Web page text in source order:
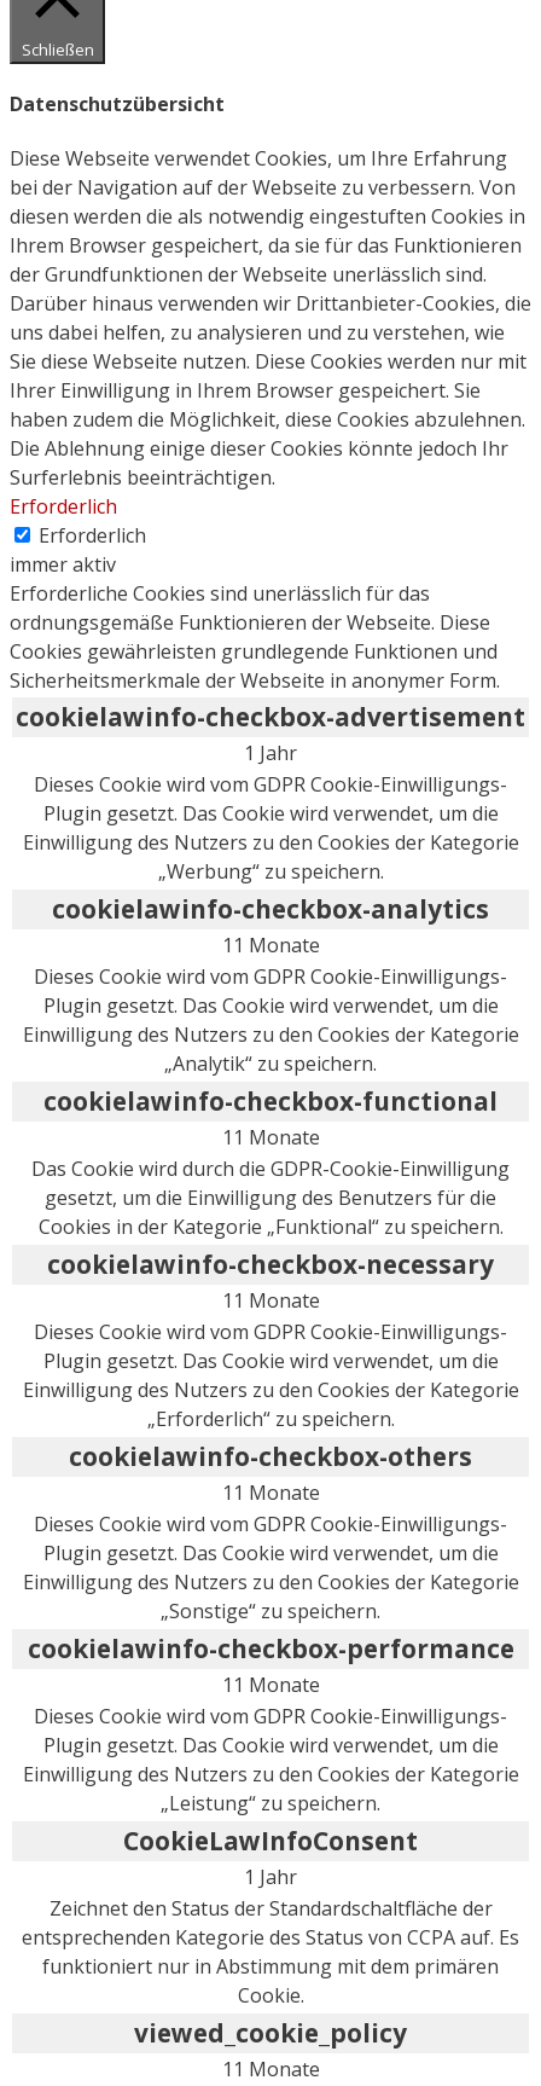
Schließen
Datenschutzübersicht
Diese Webseite verwendet Cookies, um Ihre Erfahrung
bei der Navigation auf der Webseite zu verbessern. Von
diesen werden die als notwendig eingestuften Cookies in
Ihrem Browser gespeichert, da sie für das Funktionieren
der Grundfunktionen der Webseite unerlässlich sind.
Darüber hinaus verwenden wir Drittanbieter-Cookies, die
uns dabei helfen, zu analysieren und zu verstehen, wie
Sie diese Webseite nutzen. Diese Cookies werden nur mit
Ihrer Einwilligung in Ihrem Browser gespeichert. Sie
haben zudem die Möglichkeit, diese Cookies abzulehnen.
Die Ablehnung einige dieser Cookies könnte jedoch Ihr
Surferlebnis beeinträchtigen.
Erforderlich
Erforderlich
immer aktiv
Erforderliche Cookies sind unerlässlich für das
ordnungsgemäße Funktionieren der Webseite. Diese
Cookies gewährleisten grundlegende Funktionen und
Sicherheitsmerkmale der Webseite in anonymer Form.
cookielawinfo-checkbox-advertisement
1 Jahr
Dieses Cookie wird vom GDPR Cookie-Einwilligungs-
Plugin gesetzt. Das Cookie wird verwendet, um die
Einwilligung des Nutzers zu den Cookies der Kategorie
„Werbung“ zu speichern.
cookielawinfo-checkbox-analytics
11 Monate
Dieses Cookie wird vom GDPR Cookie-Einwilligungs-
Plugin gesetzt. Das Cookie wird verwendet, um die
Einwilligung des Nutzers zu den Cookies der Kategorie
„Analytik“ zu speichern.
cookielawinfo-checkbox-functional
11 Monate
Das Cookie wird durch die GDPR-Cookie-Einwilligung
gesetzt, um die Einwilligung des Benutzers für die
Cookies in der Kategorie „Funktional“ zu speichern.
cookielawinfo-checkbox-necessary
11 Monate
Dieses Cookie wird vom GDPR Cookie-Einwilligungs-
Plugin gesetzt. Das Cookie wird verwendet, um die
Einwilligung des Nutzers zu den Cookies der Kategorie
„Erforderlich“ zu speichern.
cookielawinfo-checkbox-others
11 Monate
Dieses Cookie wird vom GDPR Cookie-Einwilligungs-
Plugin gesetzt. Das Cookie wird verwendet, um die
Einwilligung des Nutzers zu den Cookies der Kategorie
„Sonstige“ zu speichern.
cookielawinfo-checkbox-performance
11 Monate
Dieses Cookie wird vom GDPR Cookie-Einwilligungs-
Plugin gesetzt. Das Cookie wird verwendet, um die
Einwilligung des Nutzers zu den Cookies der Kategorie
„Leistung“ zu speichern.
CookieLawInfoConsent
1 Jahr
Zeichnet den Status der Standardschaltfläche der
entsprechenden Kategorie des Status von CCPA auf. Es
funktioniert nur in Abstimmung mit dem primären
Cookie.
viewed_cookie_policy
11 Monate